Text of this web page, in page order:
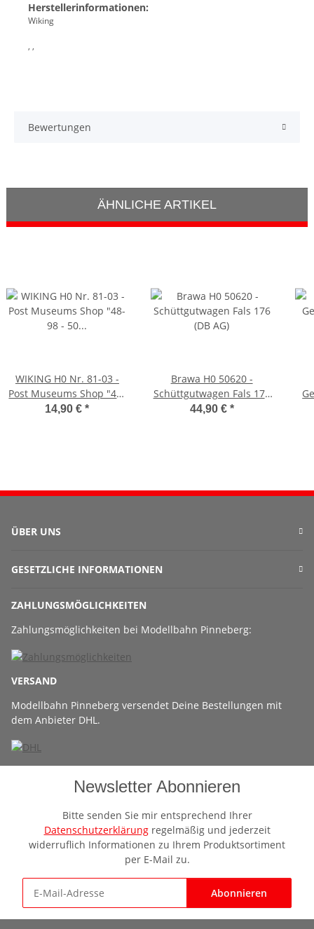
Herstellerinformationen:
Wiking
, ,
Bewertungen
ÄHNLICHE ARTIKEL
WIKING H0 Nr. 81-03 -
Post Museums Shop "48-
98 - 50 Jahre D-Mark"
14,90 €*
Brawa H0 50620 -
Schüttgutwagen Fals 176
(DB AG)
44,90 € *
ÜBER UNS
GESETZLICHE INFORMATIONEN
ZAHLUNGSMÖGLICHKEITEN
Zahlungsmöglichkeiten bei Modellbahn Pinneberg:
VERSAND
Modellbahn Pinneberg versendet Deine Bestellungen mit
dem Anbieter DHL.
Newsletter Abonnieren
Bitte senden Sie mir entsprechend Ihrer
Datenschutzerklärungregelmäßig und jederzeit
widerruflich Informationen zu Ihrem Produktsortiment
per E-Mail zu.
Abonnieren